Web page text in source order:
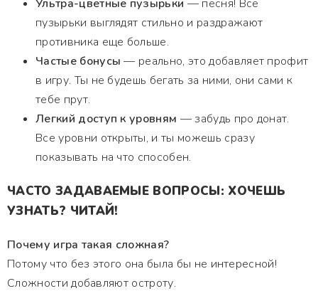
Ультра-цветные пузырьки — песня! Все
пузырьки выглядят стильно и раздражают
противника еще больше.
Частые бонусы — реально, это добавляет профит
в игру. Ты не будешь бегать за ними, они сами к
тебе прут.
Легкий доступ к уровням — забудь про донат.
Все уровни открыты, и ты можешь сразу
показывать на что способен.
ЧАСТО ЗАДАВАЕМЫЕ ВОПРОСЫ: ХОЧЕШЬ
УЗНАТЬ? ЧИТАЙ!
Почему игра такая сложная?
Потому что без этого она была бы не интересной!
Сложности добавляют остроту.